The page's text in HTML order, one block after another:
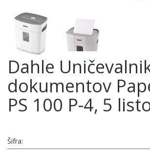
Dahle
dokumentov
PS 100 P-4, 5
Šifra: